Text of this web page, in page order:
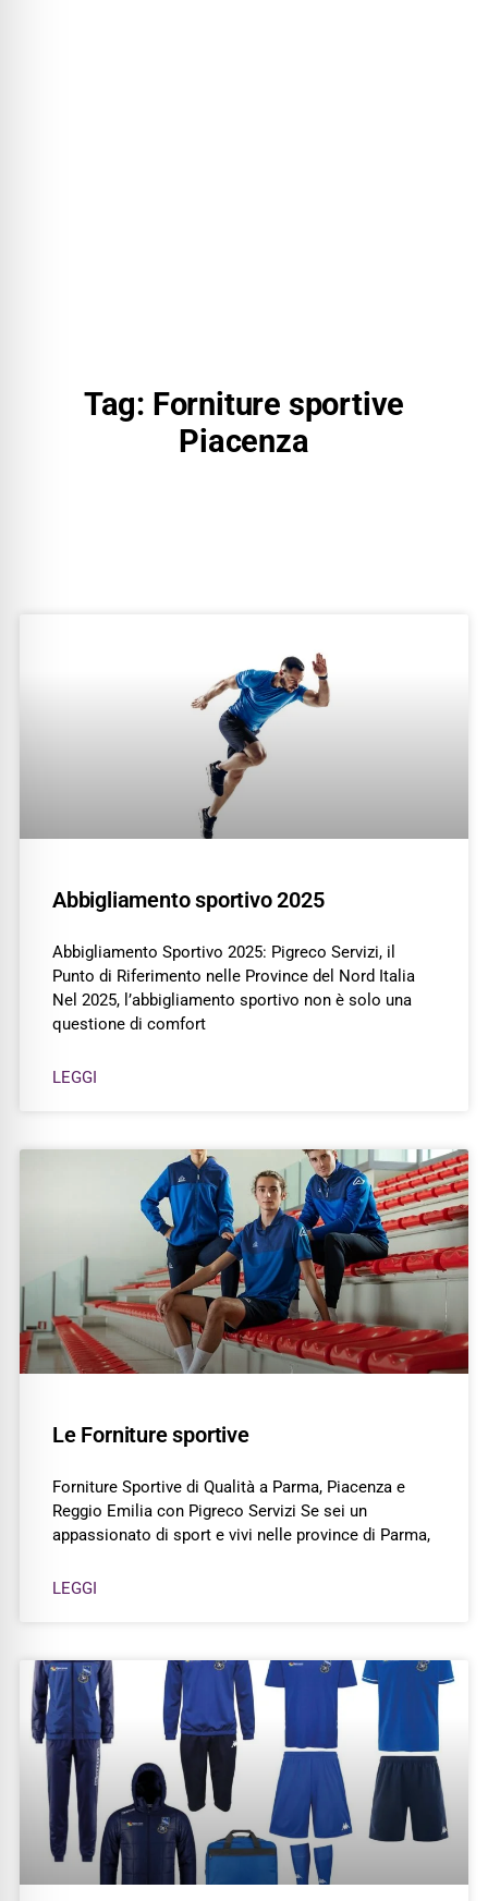
Tag: Forniture sportive
Piacenza
Abbigliamento sportivo 2025
Abbigliamento Sportivo 2025: Pigreco Servizi, il
Punto di Riferimento nelle Province del Nord Italia
Nel 2025, l’abbigliamento sportivo non è solo una
questione di comfort
LEGGI
Le Forniture sportive
Forniture Sportive di Qualità a Parma, Piacenza e
Reggio Emilia con Pigreco Servizi Se sei un
appassionato di sport e vivi nelle province di Parma,
LEGGI